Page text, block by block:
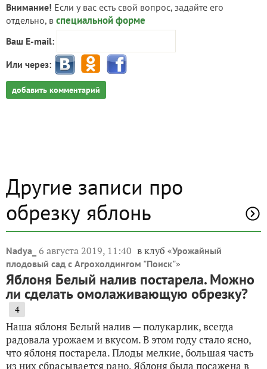
Внимание! Если у вас есть свой вопрос, задайте его
отдельно, в специальной форме
Ваш E-mail:
Или через:
добавить комментарий
Другие записи про
обрезку яблонь
Nadya_ 6 августа 2019, 11:40 в клуб «Урожайный
плодовый сад с Агрохолдингом "Поиск"»
Яблоня Белый налив постарела. Можно
ли сделать омолаживающую обрезку?
4
Наша яблоня Белый налив — полукарлик, всегда
радовала урожаем и вкусом. В этом году стало ясно,
что яблоня постарела. Плоды мелкие, большая часть
из них сбрасывается рано. Яблоня была посажена в